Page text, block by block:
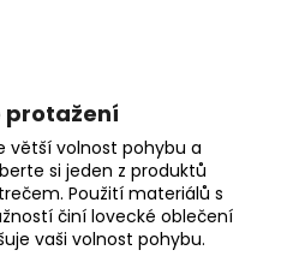
protažení
větší volnost pohybu a
si jeden z produktů
strečem. Použití materiálů s
činí lovecké oblečení
vaši volnost pohybu.